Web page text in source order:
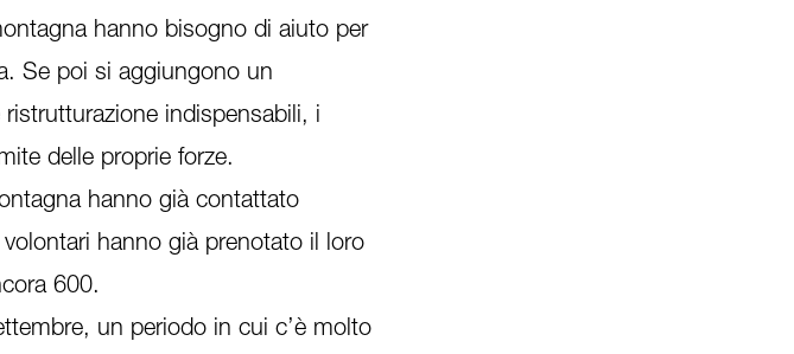
hanno bisogno di aiuto per
Se poi si aggiungono un
indispensabili, i
delle proprie forze.
hanno già contattato
hanno già prenotato il loro
600.
un periodo in cui c’è molto